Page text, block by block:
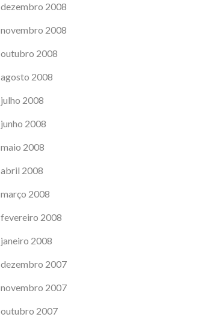
dezembro 2008
novembro 2008
outubro 2008
agosto 2008
julho 2008
junho 2008
maio 2008
abril 2008
março 2008
fevereiro 2008
janeiro 2008
dezembro 2007
novembro 2007
outubro 2007